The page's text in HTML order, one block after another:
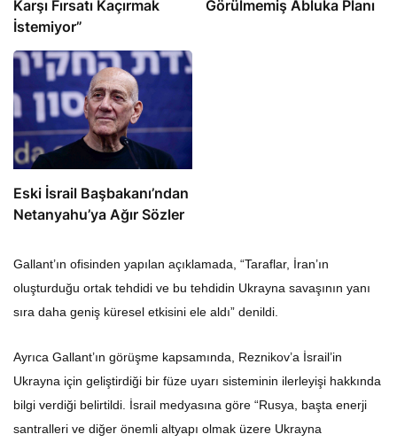
Karşı Fırsatı Kaçırmak
İstemiyor”
Görülmemiş Abluka Planı
Eski İsrail Başbakanı’ndan
Netanyahu’ya Ağır Sözler
Gallant’ın ofisinden yapılan açıklamada, “Taraflar, İran’ın
oluşturduğu ortak tehdidi ve bu tehdidin Ukrayna savaşının yanı
sıra daha geniş küresel etkisini ele aldı” denildi.
Ayrıca Gallant’ın görüşme kapsamında, Reznikov’a İsrail’in
Ukrayna için geliştirdiği bir füze uyarı sisteminin ilerleyişi hakkında
bilgi verdiği belirtildi. İsrail medyasına göre “Rusya, başta enerji
santralleri ve diğer önemli altyapı olmak üzere Ukrayna